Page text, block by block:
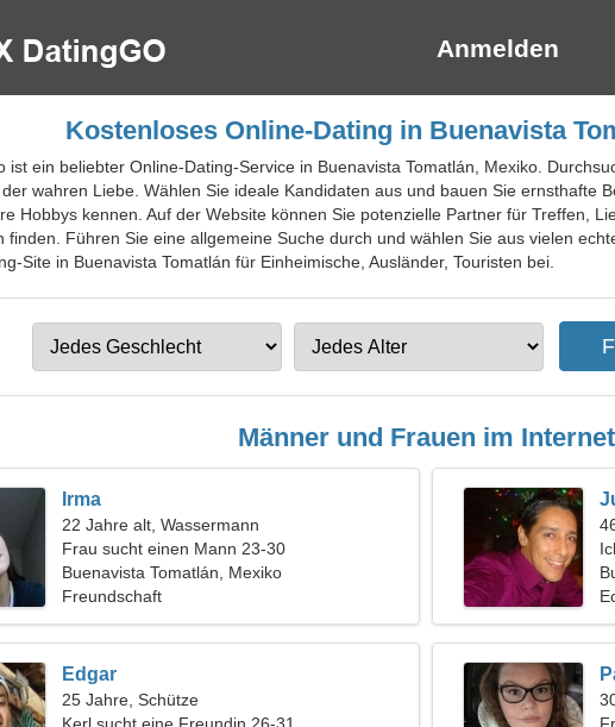
Anmelden
Kostenloses Online-Dating in Buenavista
ist ein beliebter Online-Dating-Service in Buenavista Tomatlán, Mexiko.
wahren Liebe. Wählen Sie ideale Kandidaten aus und bauen Sie ernsthafte
Hobbys kennen. Auf der Website können Sie potenzielle Partner für Treffen,
finden. Führen Sie eine allgemeine Suche durch und wählen Sie aus vielen
Site in Buenavista Tomatlán für Einheimische, Ausländer, Touristen bei.
Männer und Frauen im Internet
Irma
22 Jahre alt, Wassermann
Frau sucht einen Mann 23-30
Buenavista Tomatlán, Mexiko
Freundschaft
Edgar
25 Jahre, Schütze